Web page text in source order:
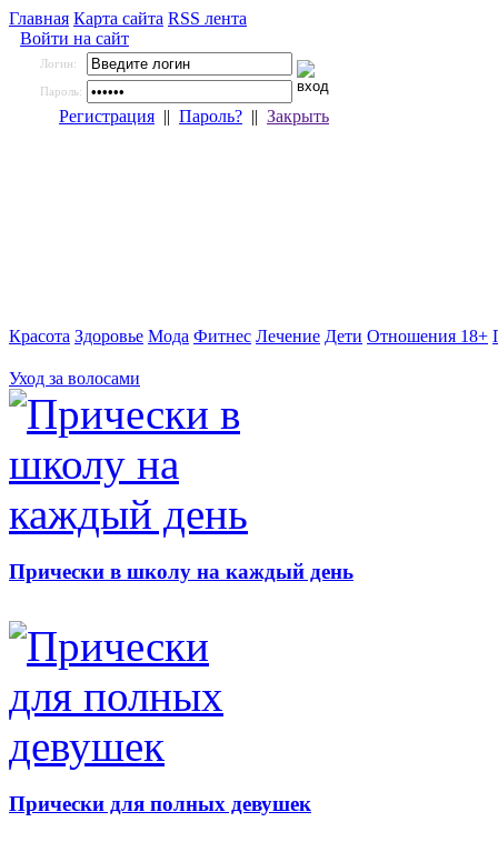
Главная Карта сайта RSS лента
Войти на сайт
Логин:
Пароль:
Регистрация || Пароль? || Закрыть
Красота Здоровье Мода Фитнес Лечение Дети Отношения 18+
Уход за волосами
Прически в школу на каждый день
Прически для полных девушек